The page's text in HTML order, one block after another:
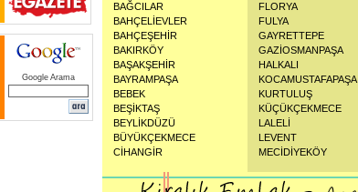
Google Arama
BAĞCILAR
BAHÇELİEVLER
BAHÇEŞEHİR
BAKIRKÖY
BAŞAKŞEHİR
BAYRAMPAŞA
BEBEK
BEŞİKTAŞ
BEYLİKDÜZÜ
BÜYÜKÇEKMECE
CİHANGİR
FLORYA
FULYA
GAYRETTEPE
GAZİOSMANPAŞA
HALKALI
KOCAMUSTAFAPAŞA
KURTULUŞ
KÜÇÜKÇEKMECE
LALELİ
LEVENT
MECİDİYEKÖY